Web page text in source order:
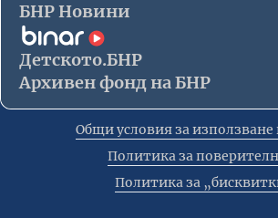
БНР Новини
Детското.БНР
Архивен фонд на БНР
Общи условия за използване
Политика за
Политика за